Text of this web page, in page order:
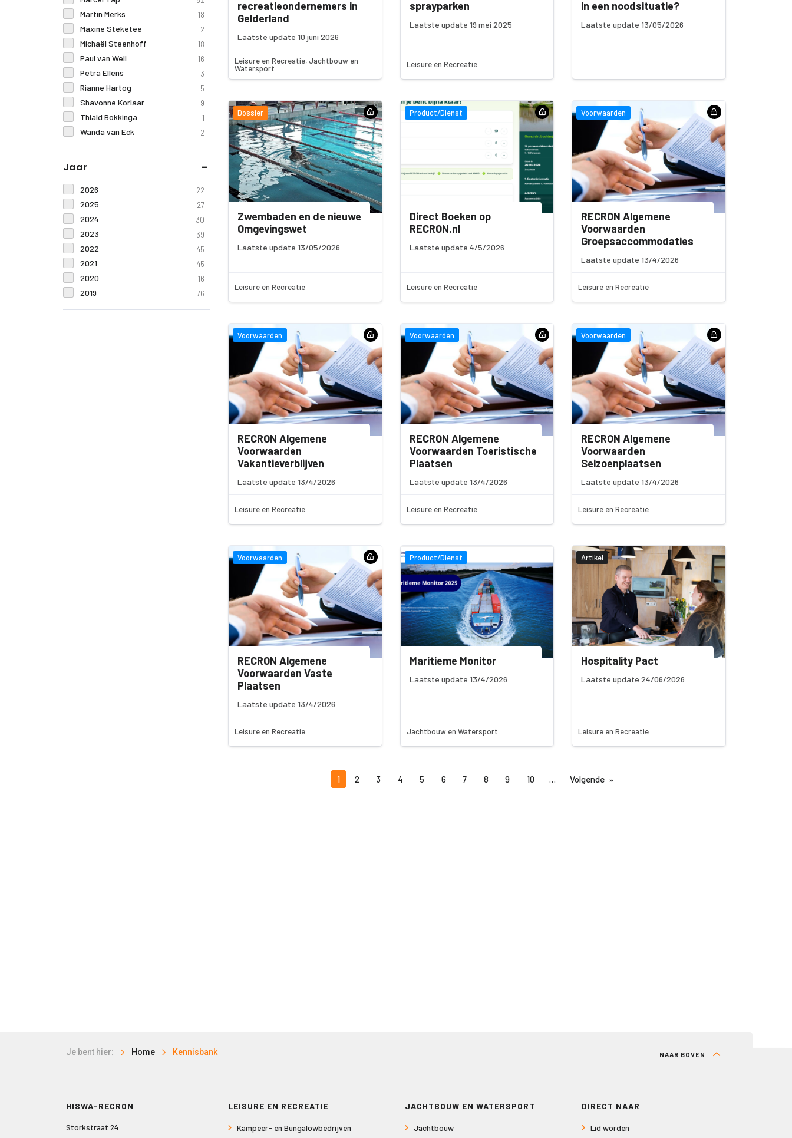
Martin Merks 18
Maxine Steketee 2
Michaël Steenhoff 18
Paul van Well 16
Petra Ellens 3
Rianne Hartog 5
Shavonne Korlaar 9
Thiald Bokkinga 1
Wanda van Eck 2
Jaar
2026 22
2025 27
2024 30
2023 39
2022 45
2021 45
2020 16
2019 76
recreatieondernemers in
Gelderland
Laatste update 10 juni 2026
Leisure en Recreatie, Jachtbouw en
Watersport
sprayparken
Laatste update 19 mei 2025
Leisure en Recreatie
in een noodsituatie?
Laatste update 13/05/2026
Dossier
Zwembaden en de nieuwe
Omgevingswet
Laatste update 13/05/2026
Leisure en Recreatie
Product/Dienst
Direct Boeken op
RECRON.nl
Laatste update 4/5/2026
Leisure en Recreatie
Voorwaarden
RECRON Algemene
Voorwaarden
Groepsaccommodaties
Laatste update 13/4/2026
Leisure en Recreatie
Voorwaarden
RECRON Algemene
Voorwaarden
Vakantieverblijven
Laatste update 13/4/2026
Leisure en Recreatie
Voorwaarden
RECRON Algemene
Voorwaarden Toeristische
Plaatsen
Laatste update 13/4/2026
Leisure en Recreatie
Voorwaarden
RECRON Algemene
Voorwaarden
Seizoenplaatsen
Laatste update 13/4/2026
Leisure en Recreatie
Voorwaarden
RECRON Algemene
Voorwaarden Vaste
Plaatsen
Laatste update 13/4/2026
Leisure en Recreatie
Product/Dienst
Maritieme Monitor
Laatste update 13/4/2026
Jachtbouw en Watersport
Artikel
Hospitality Pact
Laatste update 24/06/2026
Leisure en Recreatie
1 2 3 4 5 6 7 8 9 10 Volgende
Je bent hier: Home Kennisbank NAAR BOVEN
HISWA-RECRON
Storkstraat 24
LEISURE EN RECREATIE
Kampeer- en Bungalowbedrijven
JACHTBOUW EN WATERSPORT
Jachtbouw
DIRECT NAAR
Lid worden